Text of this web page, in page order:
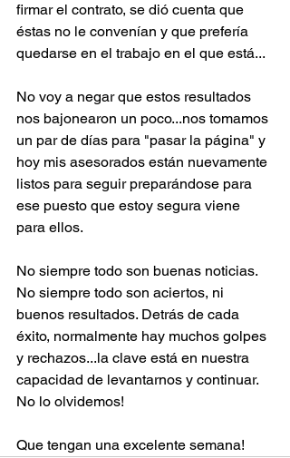
firmar el contrato, se dió cuenta que
éstas no le convenían y que prefería
quedarse en el trabajo en el que está...
No voy a negar que estos resultados
nos bajonearon un poco...nos tomamos
un par de días para "pasar la página" y
hoy mis asesorados están nuevamente
listos para seguir preparándose para
ese puesto que estoy segura viene
para ellos.
No siempre todo son buenas noticias.
No siempre todo son aciertos, ni
buenos resultados. Detrás de cada
éxito, normalmente hay muchos golpes
y rechazos...la clave está en nuestra
capacidad de levantarnos y continuar.
No lo olvidemos!
Que tengan una excelente semana!